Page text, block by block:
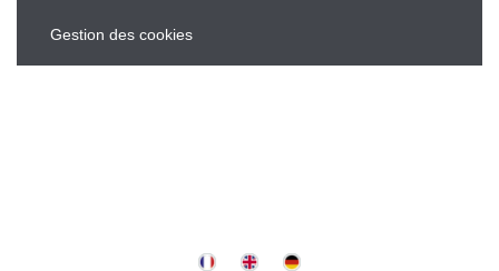
Gestion des cookies